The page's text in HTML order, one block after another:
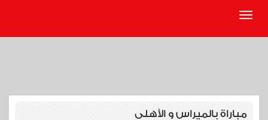
مباراة بالميراس و الأهلي